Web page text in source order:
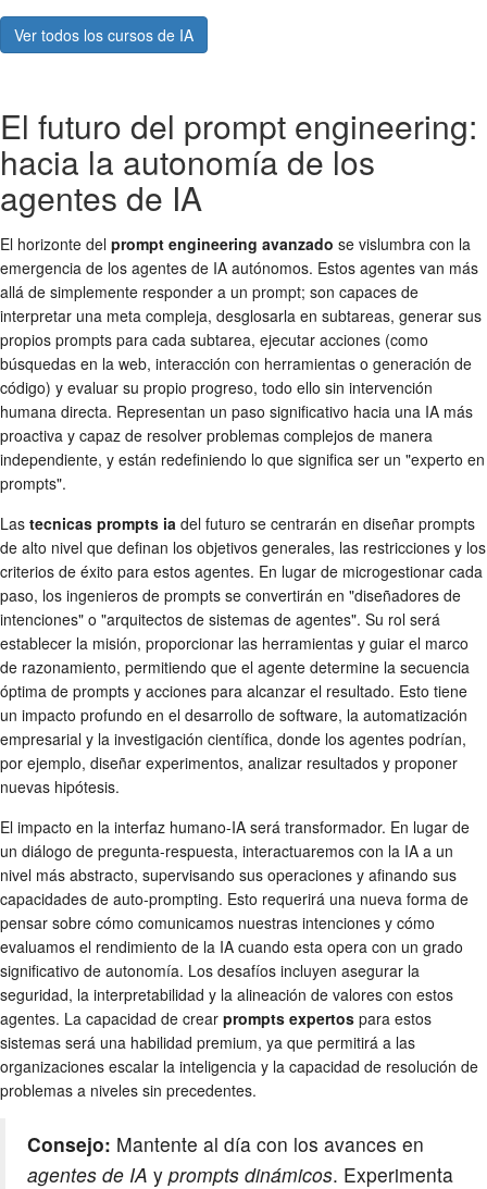
Ver todos los cursos de IA
El futuro del prompt engineering:
hacia la autonomía de los
agentes de IA
El horizonte del prompt engineering avanzado se vislumbra con la
emergencia de los agentes de IA autónomos. Estos agentes van más
allá de simplemente responder a un prompt; son capaces de
interpretar una meta compleja, desglosarla en subtareas, generar sus
propios prompts para cada subtarea, ejecutar acciones (como
búsquedas en la web, interacción con herramientas o generación de
código) y evaluar su propio progreso, todo ello sin intervención
humana directa. Representan un paso significativo hacia una IA más
proactiva y capaz de resolver problemas complejos de manera
independiente, y están redefiniendo lo que significa ser un "experto en
prompts".
Las tecnicas prompts ia del futuro se centrarán en diseñar prompts
de alto nivel que definan los objetivos generales, las restricciones y los
criterios de éxito para estos agentes. En lugar de microgestionar cada
paso, los ingenieros de prompts se convertirán en "diseñadores de
intenciones" o "arquitectos de sistemas de agentes". Su rol será
establecer la misión, proporcionar las herramientas y guiar el marco
de razonamiento, permitiendo que el agente determine la secuencia
óptima de prompts y acciones para alcanzar el resultado. Esto tiene
un impacto profundo en el desarrollo de software, la automatización
empresarial y la investigación científica, donde los agentes podrían,
por ejemplo, diseñar experimentos, analizar resultados y proponer
nuevas hipótesis.
El impacto en la interfaz humano-IA será transformador. En lugar de
un diálogo de pregunta-respuesta, interactuaremos con la IA a un
nivel más abstracto, supervisando sus operaciones y afinando sus
capacidades de auto-prompting. Esto requerirá una nueva forma de
pensar sobre cómo comunicamos nuestras intenciones y cómo
evaluamos el rendimiento de la IA cuando esta opera con un grado
significativo de autonomía. Los desafíos incluyen asegurar la
seguridad, la interpretabilidad y la alineación de valores con estos
agentes. La capacidad de crear prompts expertos para estos
sistemas será una habilidad premium, ya que permitirá a las
organizaciones escalar la inteligencia y la capacidad de resolución de
problemas a niveles sin precedentes.
Consejo: Mantente al día con los avances en
agentes de IA y prompts dinámicos. Experimenta